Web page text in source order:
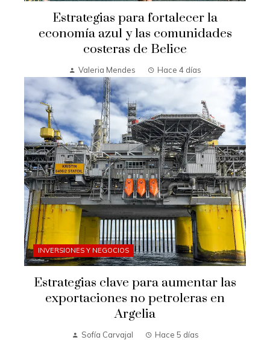
Estrategias para fortalecer la
economía azul y las comunidades
costeras de Belice
Valeria Mendes Hace 4 días
INVERSIONES Y NEGOCIOS
Estrategias clave para aumentar las
exportaciones no petroleras en
Argelia
Sofía Carvajal Hace 5 días